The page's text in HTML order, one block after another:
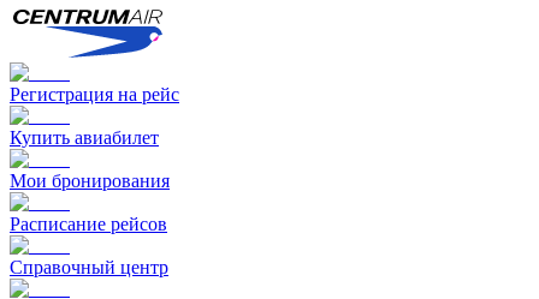
Регистрация на рейс
Купить авиабилет
Мои бронирования
Расписание рейсов
Справочный центр